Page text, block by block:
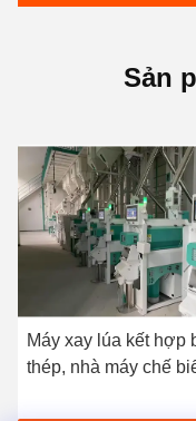
Sản
Máy xay lúa kết hợp
thép, nhà máy chế